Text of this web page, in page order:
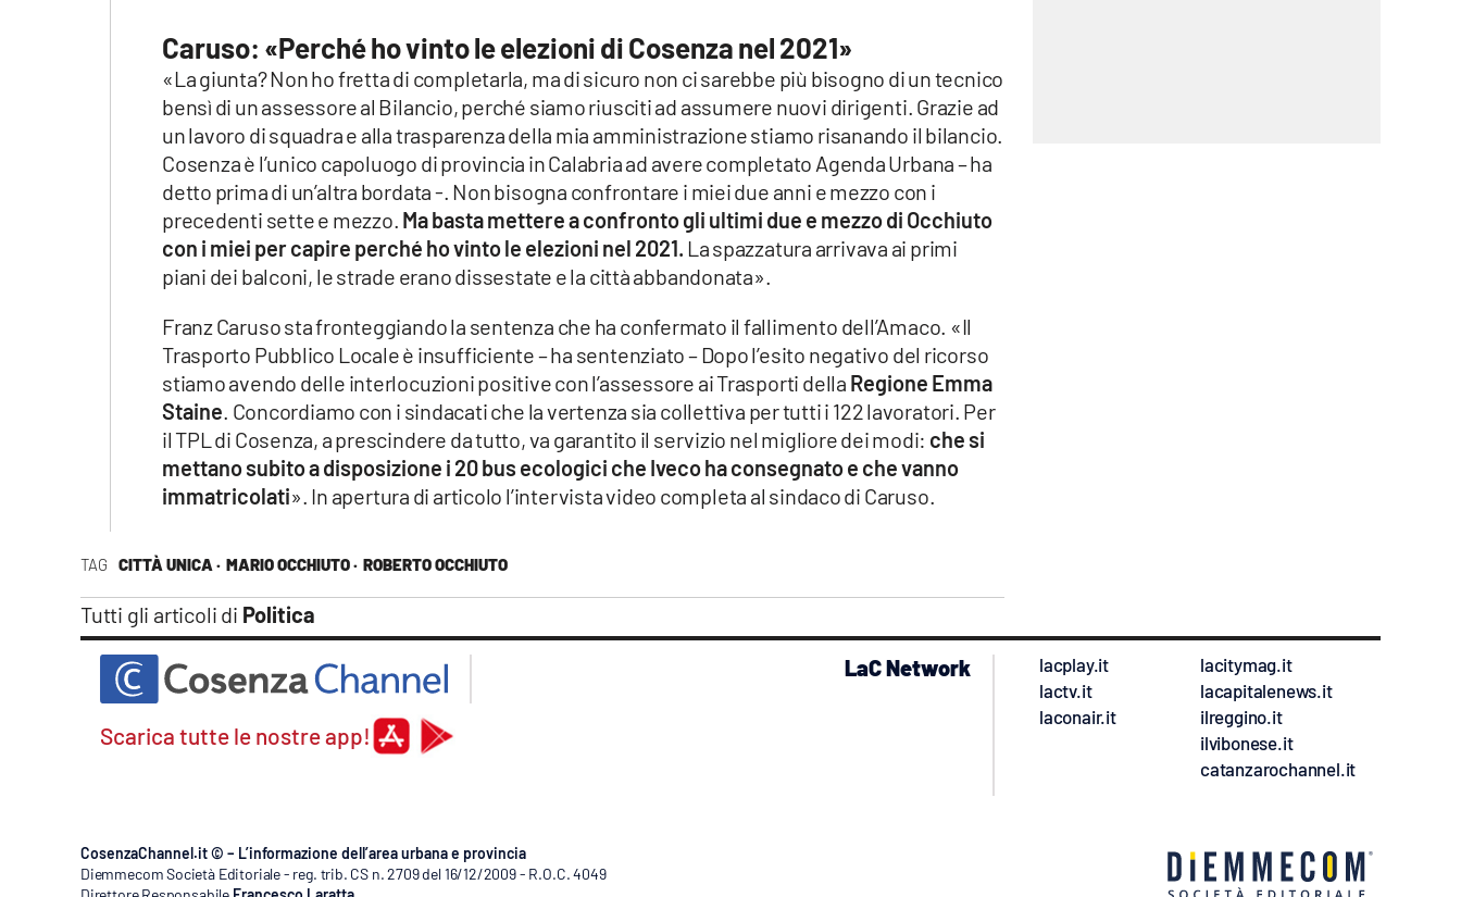
TAG CITTÀ UNICA · MARIO OCCHIUTO · ROBERTO OCCHIUTO
Tutti gli articoli di Politica
Caruso: «Perché ho vinto le elezioni di Cosenza nel 2021»
«La giunta? Non ho fretta di completarla, ma di sicuro non ci sarebbe più bisogno di un tecnico
bensì di un assessore al Bilancio, perché siamo riusciti ad assumere nuovi dirigenti. Grazie ad
un lavoro di squadra e alla trasparenza della mia amministrazione stiamo risanando il bilancio.
Cosenza è l’unico capoluogo di provincia in Calabria ad avere completato Agenda Urbana – ha
detto prima di un’altra bordata -. Non bisogna confrontare i miei due anni e mezzo con i
precedenti sette e mezzo. Ma basta mettere a confronto gli ultimi due e mezzo di Occhiuto
con i miei per capire perché ho vinto le elezioni nel 2021. La spazzatura arrivava ai primi
piani dei balconi, le strade erano dissestate e la città abbandonata».
Franz Caruso sta fronteggiando la sentenza che ha confermato il fallimento dell’Amaco. «Il
Trasporto Pubblico Locale è insufficiente – ha sentenziato – Dopo l’esito negativo del ricorso
stiamo avendo delle interlocuzioni positive con l’assessore ai Trasporti della Regione Emma
Staine. Concordiamo con i sindacati che la vertenza sia collettiva per tutti i 122 lavoratori. Per
il TPL di Cosenza, a prescindere da tutto, va garantito il servizio nel migliore dei modi: che si
mettano subito a disposizione i 20 bus ecologici che Iveco ha consegnato e che vanno
immatricolati». In apertura di articolo l’intervista video completa al sindaco di Caruso.
Scarica tutte le nostre app!
LaC Network
lacplay.it
lactv.it
laconair.it
lacitymag.it
lacapitalenews.it
ilreggino.it
ilvibonese.it
catanzarochannel.it
CosenzaChannel.it © – L’informazione dell’area urbana e provincia
Diemmecom Società Editoriale - reg. trib. CS n. 2709 del 16/12/2009 - R.O.C. 4049